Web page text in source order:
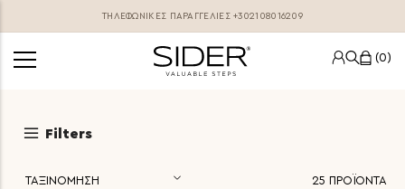
ΤΗΛΕΦΩΝΙΚΕΣ ΠΑΡΑΓΓΕΛΊΕΣ+302108016209
0
Filters
25 ΠΡΟΪΟΝΤΑ